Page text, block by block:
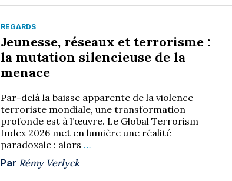
REGARDS
Jeunesse, réseaux et terrorisme :
la mutation silencieuse de la
menace
Par-delà la baisse apparente de la violence
terroriste mondiale, une transformation
profonde est à l’œuvre. Le Global Terrorism
Index 2026 met en lumière une réalité
paradoxale : alors …
Par Rémy Verlyck